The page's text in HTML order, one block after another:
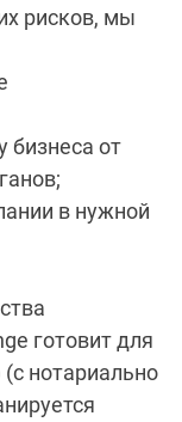
рисков, мы
бизнеса от
в нужной
готовит для
нотариально